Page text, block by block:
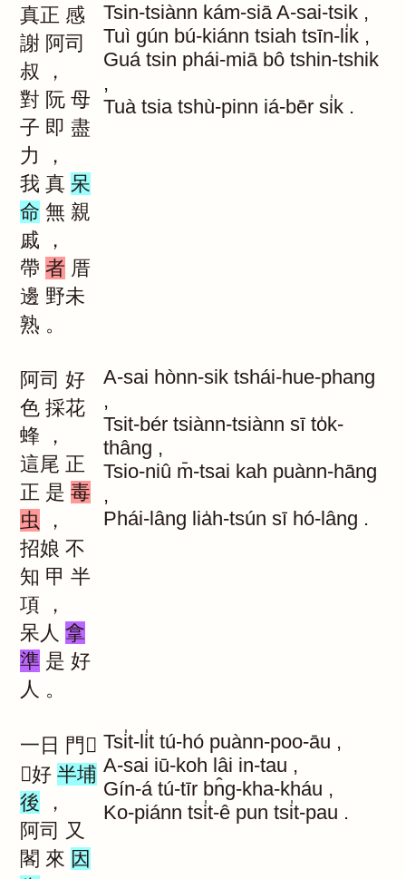
真正 感
謝 阿司
叔
，
對 阮 母
子 即 盡
力
，
我 真 呆
命 無 親
戚
，
帶 者 厝
邊 野未
熟 。
Tsin-tsiànn kám-siā A-sai-tsik ,
Tuì gún bú-kiánn tsiah tsīn-li̍k ,
Guá tsin phái-miā bô tshin-tshik
,
Tuà tsia tshù-pinn iá-bēr si̍k .
阿司 好
色 採花
蜂
，
這尾 正
正 是 毒
虫
，
招娘 不
知 甲 半
項
，
呆人 拿
準 是 好
人 。
A-sai hònn-sik tshái-hue-phang
,
Tsit-bér tsiànn-tsiànn sī to̍k-
thâng ,
Tsio-niû m̄-tsai kah puànn-hāng
,
Phái-lâng lia̍h-tsún sī hó-lâng .
一日 門
｜好 半埔
後
，
阿司 又
閣 來 因
Tsi̍t-li̍t tú-hó puànn-poo-āu ,
A-sai iū-koh lâi in-tau ,
Gín-á tú-tīr bn̂g-kha-kháu ,
Ko-piánn tsi̍t-ê pun tsi̍t-pau .